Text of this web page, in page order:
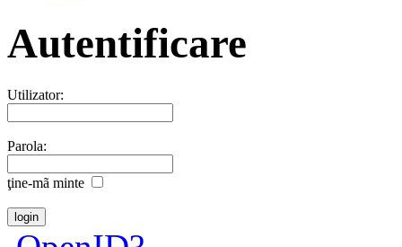
Autentificare
Utilizator:
Parola:
ţine-mã minte